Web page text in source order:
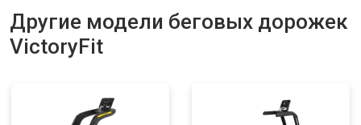
Другие модели беговых дорожек
VictoryFit